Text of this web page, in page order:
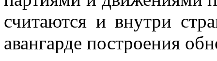
считаются и внутри
авангарде построения